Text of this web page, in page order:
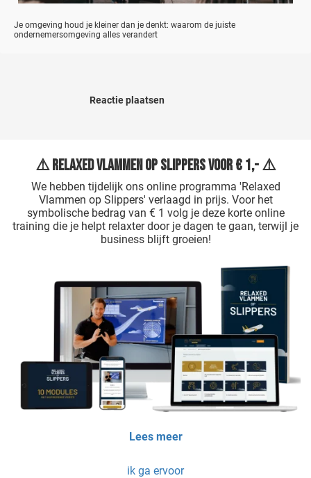
Je omgeving houd je kleiner dan je denkt: waarom de juiste
ondernemersomgeving alles verandert
Reactie plaatsen
⚠️ Relaxed Vlammen op Slippers voor € 1,- ⚠️
We hebben tijdelijk ons online programma 'Relaxed
Vlammen op Slippers' verlaagd in prijs. Voor het
symbolische bedrag van € 1 volg je deze korte online
training die je helpt relaxter door je dagen te gaan, terwijl je
business blijft groeien!
Lees meer
ik ga ervoor